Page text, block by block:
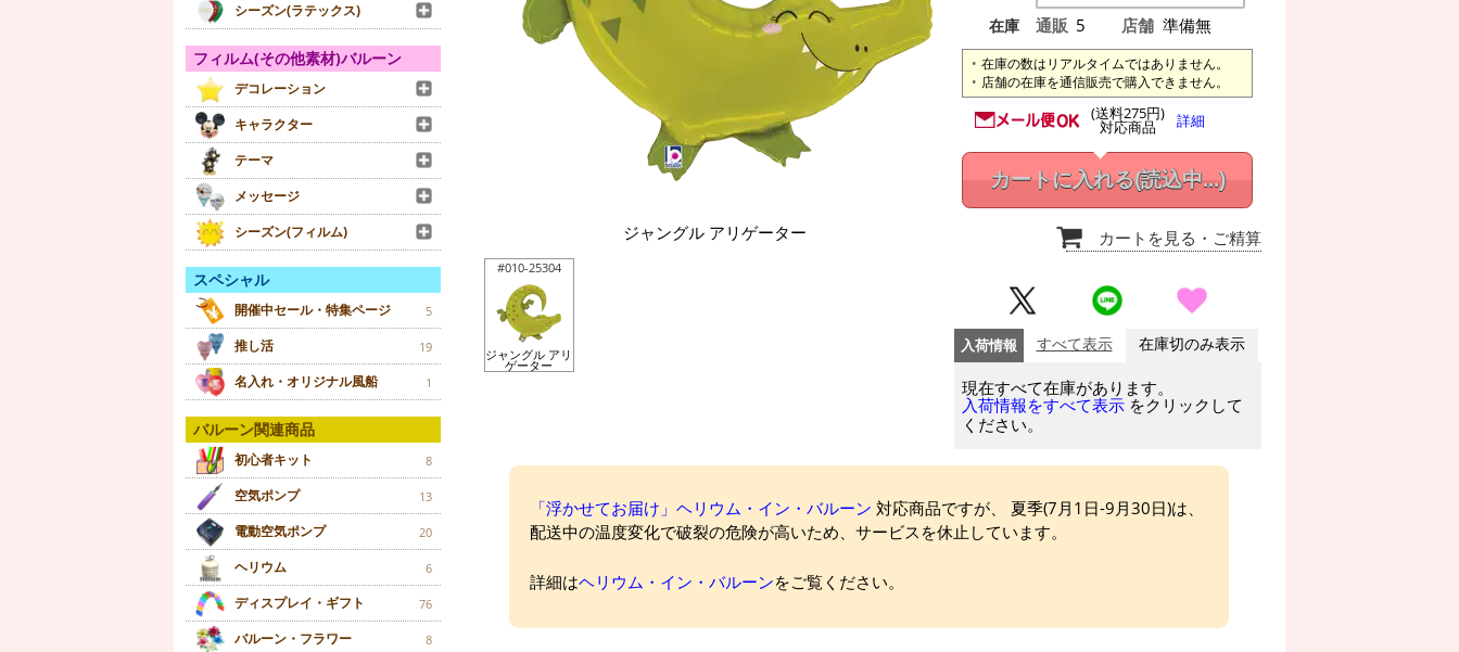
シーズン(ラテックス)
フィルム(その他素材)バルーン
デコレーション
キャラクター
テーマ
メッセージ
シーズン(フィルム)
スペシャル
開催中セール・特集ページ 5
推し活 19
名入れ・オリジナル風船 1
バルーン関連商品
初心者キット 8
空気ポンプ 13
電動空気ポンプ 20
ヘリウム 6
ディスプレイ・ギフト 76
バルーン・フラワー 8
ジャングル アリゲーター
#010-25304
ジャングル アリ
ゲーター
在庫
通販 5 店舗 準備無
在庫の数はリアルタイムではありません。
店舗の在庫を通信販売で購入できません。
(送料275円)
対応商品 詳細
カートに入れる(読込中...)
カートを見る ・ご精算
入荷情報 すべて表示 在庫切のみ表示
現在すべて在庫があります。
入荷情報をすべて表示 をクリックして
ください。
「浮かせてお届け」ヘリウム・イン・バルーン 対応商品ですが、 夏季(7月1日-9月30日)は、
配送中の温度変化で破裂の危険が高いため、サービスを休止しています。
詳細はヘリウム・イン・バルーンをご覧ください。